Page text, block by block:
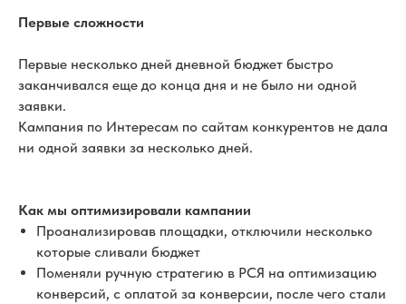
Первые сложности
Первые несколько дней дневной бюджет быстро
заканчивался еще до конца дня и не было ни одной
заявки.
Кампания по Интересам по сайтам конкурентов не дала
ни одной заявки за несколько дней.
Как мы оптимизировали кампании
Проанализировав площадки, отключили несколько
которые сливали бюджет
Поменяли ручную стратегию в РСЯ на оптимизацию
конверсий, с оплатой за конверсии, после чего стали